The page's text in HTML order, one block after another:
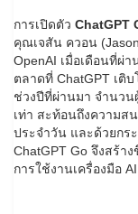
การเปิดตัว ChatGPT
คุณเจสัน ควอน
OpenAI เมื่อเดือนที่ผ่
ตลาดที่ ChatGPT เติ
ช่วงปีที่ผ่านมา จำนวน
เท่า สะท้อนถึงความส
ประจำวัน และด้วยกร
ChatGPT Go จึงสร้า
การใช้งานเครื่องมือ